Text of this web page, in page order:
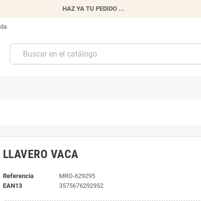
HAZ YA TU PEDIDO ...
LLAVERO VACA
Referencia
MRO-629295
EAN13
3575676292952